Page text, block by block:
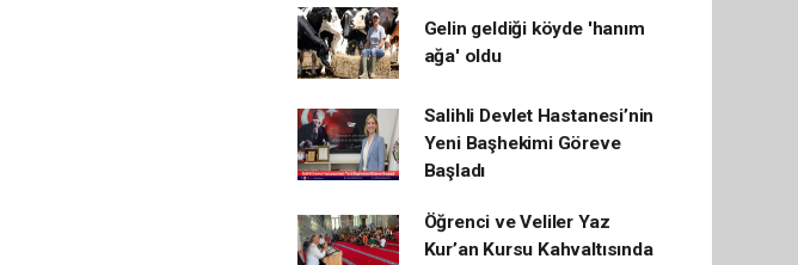
Gelin geldiği köyde 'hanım
ağa' oldu
Salihli Devlet Hastanesi’nin
Yeni Başhekimi Göreve
Başladı
Öğrenci ve Veliler Yaz
Kur’an Kursu Kahvaltısında